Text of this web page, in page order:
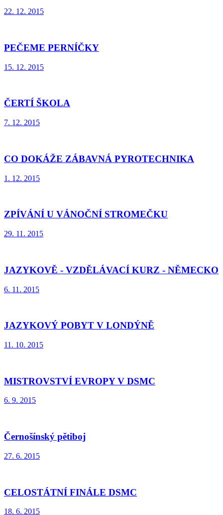
22. 12. 2015
PEČEME PERNÍČKY
15. 12. 2015
ČERTÍ ŠKOLA
7. 12. 2015
CO DOKÁŽE ZÁBAVNÁ PYROTECHNIKA
1. 12. 2015
ZPÍVÁNÍ U VÁNOČNÍ STROMEČKU
29. 11. 2015
JAZYKOVĚ - VZDĚLÁVACÍ KURZ - NĚMECKO
6. 11. 2015
JAZYKOVÝ POBYT V LONDÝNĚ
11. 10. 2015
MISTROVSTVÍ EVROPY V DSMC
6. 9. 2015
Černošínský pětiboj
27. 6. 2015
CELOSTÁTNÍ FINÁLE DSMC
18. 6. 2015